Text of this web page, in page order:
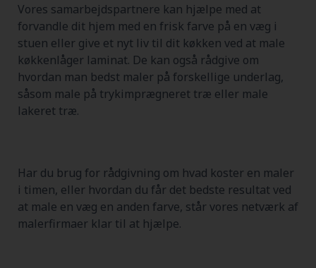
Vores samarbejdspartnere kan hjælpe med at
forvandle dit hjem med en frisk farve på en væg i
stuen eller give et nyt liv til dit køkken ved at male
køkkenlåger laminat. De kan også rådgive om
hvordan man bedst maler på forskellige underlag,
såsom male på trykimprægneret træ eller male
lakeret træ.
Har du brug for rådgivning om hvad koster en maler
i timen, eller hvordan du får det bedste resultat ved
at male en væg en anden farve, står vores netværk af
malerfirmaer klar til at hjælpe.